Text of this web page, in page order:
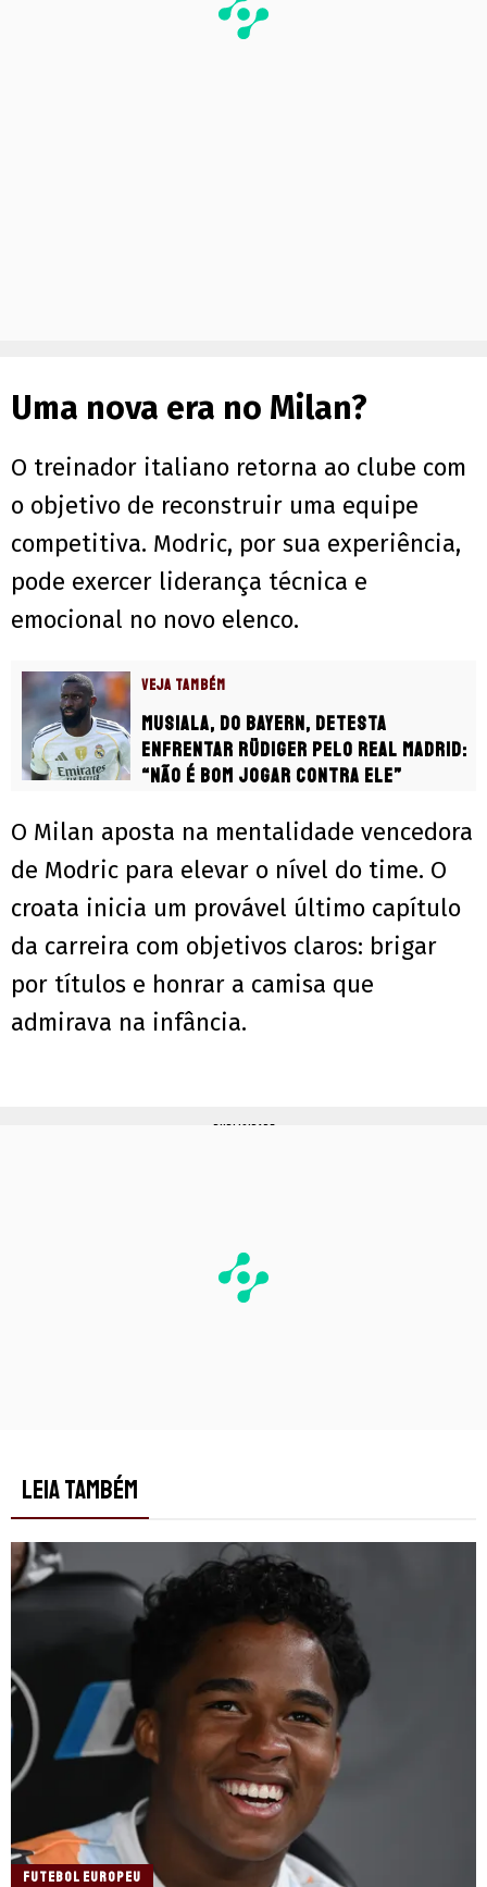
Uma nova era no Milan?
O treinador italiano retorna ao clube com
o objetivo de reconstruir uma equipe
competitiva. Modric, por sua experiência,
pode exercer liderança técnica e
emocional no novo elenco.
VEJA TAMBÉM
Musiala, do Bayern, detesta
enfrentar Rüdiger pelo Real Madrid:
“Não é bom jogar contra ele”
O Milan aposta na mentalidade vencedora
de Modric para elevar o nível do time. O
croata inicia um provável último capítulo
da carreira com objetivos claros: brigar
por títulos e honrar a camisa que
admirava na infância.
PUBLICIDADE
LEIA TAMBÉM
FUTEBOL EUROPEU